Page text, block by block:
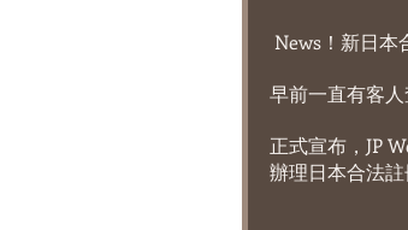
News！新日本
早前一直有客
正式宣布，JP
辦理日本合法註